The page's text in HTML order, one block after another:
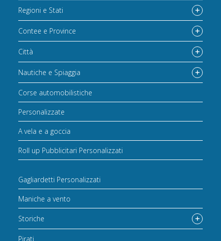
Regioni e Stati
Contee e Province
Città
Nautiche e Spiaggia
Corse automobilistiche
Personalizzate
A vela e a goccia
Roll up Pubblicitari Personalizzati
Gagliardetti Personalizzati
Maniche a vento
Storiche
Pirati